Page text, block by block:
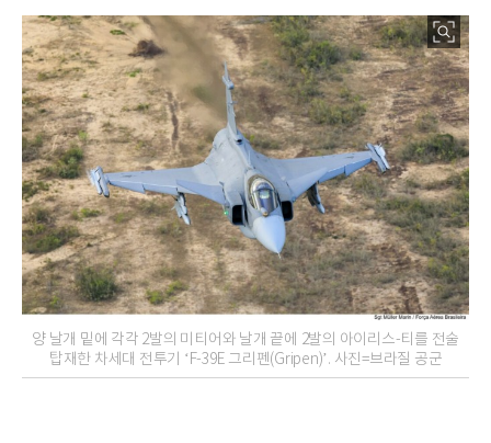
양 날개 밑에 각각 2발의 미티어와 날개 끝에 2발의 아이리스-티를 전술
탑재한 차세대 전투기 ‘F-39E 그리펜(Gripen)’. 사진=브라질 공군